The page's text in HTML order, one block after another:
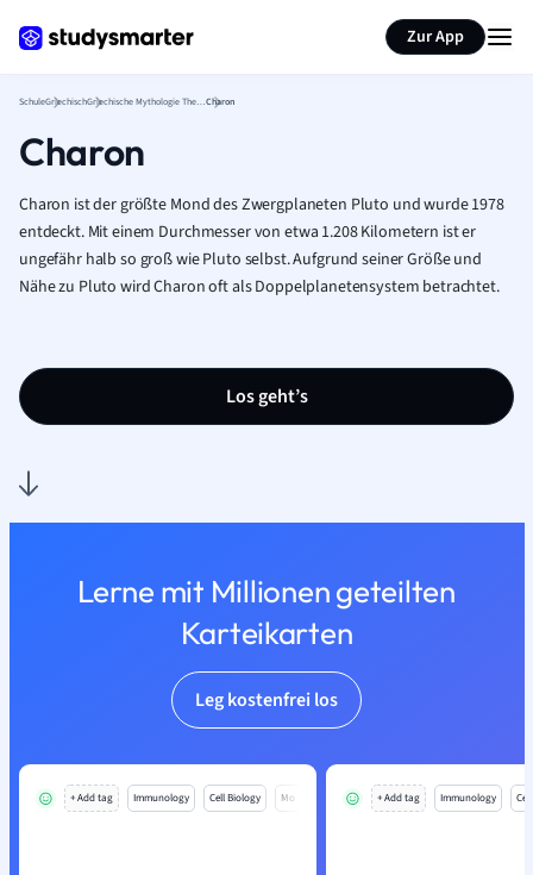
Zur App
SchuleGriechisch Griechische Mythologie TheorieCharon
Charon
Charon ist der größte Mond des Zwergplaneten Pluto und wurde 1978
entdeckt. Mit einem Durchmesser von etwa 1.208 Kilometern ist er
ungefähr halb so groß wie Pluto selbst. Aufgrund seiner Größe und
Nähe zu Pluto wird Charon oft als Doppelplanetensystem betrachtet.
Los geht’s
Lerne mit Millionen geteilten
Karteikarten
Leg kostenfrei los
+ Add tag Immunology Cell Biology Mo + Add tag Immunology
Seite zusammenfassen